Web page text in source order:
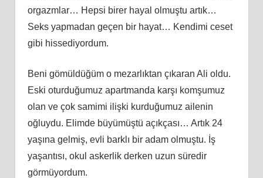
orgazmlar… Hepsi birer hayal olmuştu artık…
Seks yapmadan geçen bir hayat… Kendimi ceset
gibi hissediyordum.
Beni gömüldüğüm o mezarlıktan çıkaran Ali oldu.
Eski oturduğumuz apartmanda karşı komşumuz
olan ve çok samimi ilişki kurduğumuz ailenin
oğluydu. Elimde büyümüştü açıkçası… Artık 24
yaşına gelmiş, evli barklı bir adam olmuştu. İş
yaşantısı, okul askerlik derken uzun süredir
görmüyordum.